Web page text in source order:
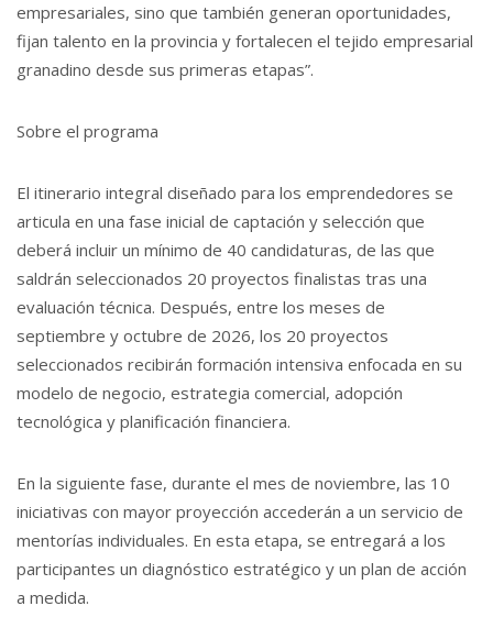
empresariales, sino que también generan oportunidades,
fijan talento en la provincia y fortalecen el tejido empresarial
granadino desde sus primeras etapas”.
Sobre el programa
El itinerario integral diseñado para los emprendedores se
articula en una fase inicial de captación y selección que
deberá incluir un mínimo de 40 candidaturas, de las que
saldrán seleccionados 20 proyectos finalistas tras una
evaluación técnica. Después, entre los meses de
septiembre y octubre de 2026, los 20 proyectos
seleccionados recibirán formación intensiva enfocada en su
modelo de negocio, estrategia comercial, adopción
tecnológica y planificación financiera.
En la siguiente fase, durante el mes de noviembre, las 10
iniciativas con mayor proyección accederán a un servicio de
mentorías individuales. En esta etapa, se entregará a los
participantes un diagnóstico estratégico y un plan de acción
a medida.